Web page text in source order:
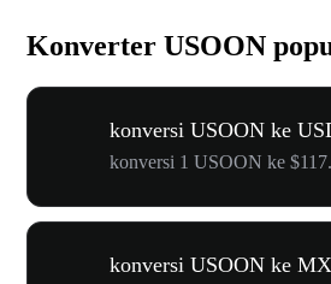
Konverter USOON
konversi USOON ke
konversi 1 USOON ke
konversi USOON ke